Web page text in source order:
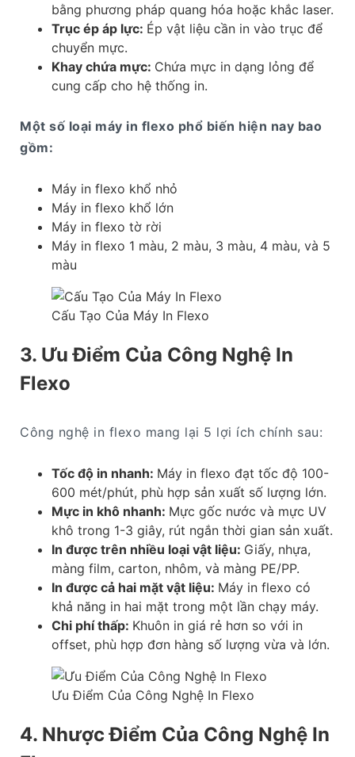
bằng phương pháp quang hóa hoặc khắc laser.
Trục ép áp lực: Ép vật liệu cần in vào trục để
chuyển mực.
Khay chứa mực: Chứa mực in dạng lỏng để
cung cấp cho hệ thống in.
Một số loại máy in flexo phổ biến hiện nay bao
gồm:
Máy in flexo khổ nhỏ
Máy in flexo khổ lớn
Máy in flexo tờ rời
Máy in flexo 1 màu, 2 màu, 3 màu, 4 màu, và 5
màu
Cấu Tạo Của Máy In Flexo
3. Ưu Điểm Của Công Nghệ In
Flexo
Công nghệ in flexo mang lại 5 lợi ích chính sau:
Tốc độ in nhanh: Máy in flexo đạt tốc độ 100-
600 mét/phút, phù hợp sản xuất số lượng lớn.
Mực in khô nhanh: Mực gốc nước và mực UV
khô trong 1-3 giây, rút ngắn thời gian sản xuất.
In được trên nhiều loại vật liệu: Giấy, nhựa,
màng film, carton, nhôm, và màng PE/PP.
In được cả hai mặt vật liệu: Máy in flexo có
khả năng in hai mặt trong một lần chạy máy.
Chi phí thấp: Khuôn in giá rẻ hơn so với in
offset, phù hợp đơn hàng số lượng vừa và lớn.
Ưu Điểm Của Công Nghệ In Flexo
4. Nhược Điểm Của Công Nghệ In